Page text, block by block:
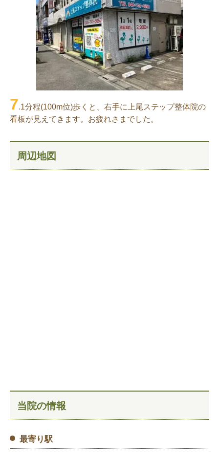
7.1分程(100m位)歩くと、右手に上尾ステップ整体院の
看板が見えてきます。お疲れさまでした。
周辺地図
当院の情報
最寄り駅